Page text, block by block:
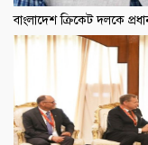
বাংলাদেশ ক্রিকেট দলকে